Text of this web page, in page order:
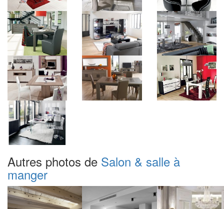
Autres photos de Salon & salle à
manger